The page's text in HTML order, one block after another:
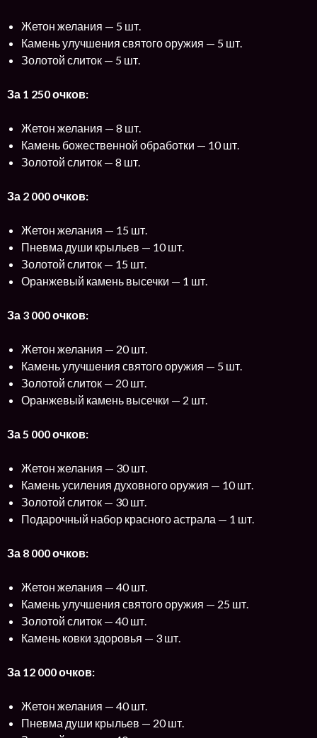
Жетон желания — 5 шт.
Камень улучшения святого оружия — 5 шт.
Золотой слиток — 5 шт.
За 1 250 очков:
Жетон желания — 8 шт.
Камень божественной обработки — 10 шт.
Золотой слиток — 8 шт.
За 2 000 очков:
Жетон желания — 15 шт.
Пневма души крыльев — 10 шт.
Золотой слиток — 15 шт.
Оранжевый камень высечки — 1 шт.
За 3 000 очков:
Жетон желания — 20 шт.
Камень улучшения святого оружия — 5 шт.
Золотой слиток — 20 шт.
Оранжевый камень высечки — 2 шт.
За 5 000 очков:
Жетон желания — 30 шт.
Камень усиления духовного оружия — 10 шт.
Золотой слиток — 30 шт.
Подарочный набор красного астрала — 1 шт.
За 8 000 очков:
Жетон желания — 40 шт.
Камень улучшения святого оружия — 25 шт.
Золотой слиток — 40 шт.
Камень ковки здоровья — 3 шт.
За 12 000 очков:
Жетон желания — 40 шт.
Пневма души крыльев — 20 шт.